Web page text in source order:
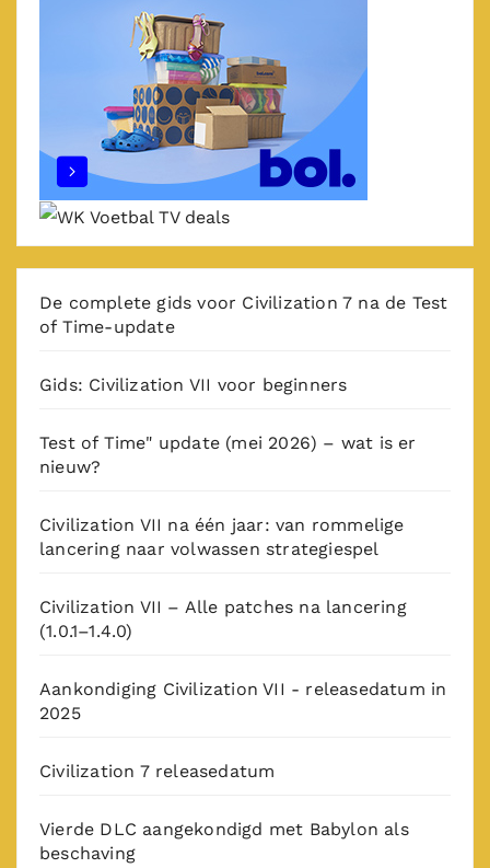
De complete gids voor Civilization 7 na de Test
of Time-update
Gids: Civilization VII voor beginners
Test of Time" update (mei 2026) – wat is er
nieuw?
Civilization VII na één jaar: van rommelige
lancering naar volwassen strategiespel
Civilization VII – Alle patches na lancering
(1.0.1–1.4.0)
Aankondiging Civilization VII - releasedatum in
2025
Civilization 7 releasedatum
Vierde DLC aangekondigd met Babylon als
beschaving